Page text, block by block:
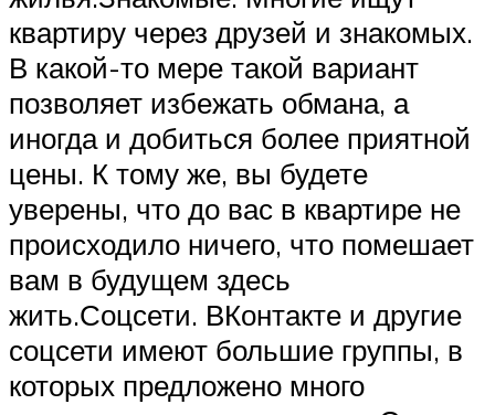
квартиру через друзей и знакомых.
В какой-то мере такой вариант
позволяет избежать обмана, а
иногда и добиться более приятной
цены. К тому же, вы будете
уверены, что до вас в квартире не
происходило ничего, что помешает
вам в будущем здесь
жить.Соцсети. ВКонтакте и другие
соцсети имеют большие группы, в
которых предложено много